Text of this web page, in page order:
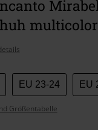
EU 23-24 EU
Größentabelle